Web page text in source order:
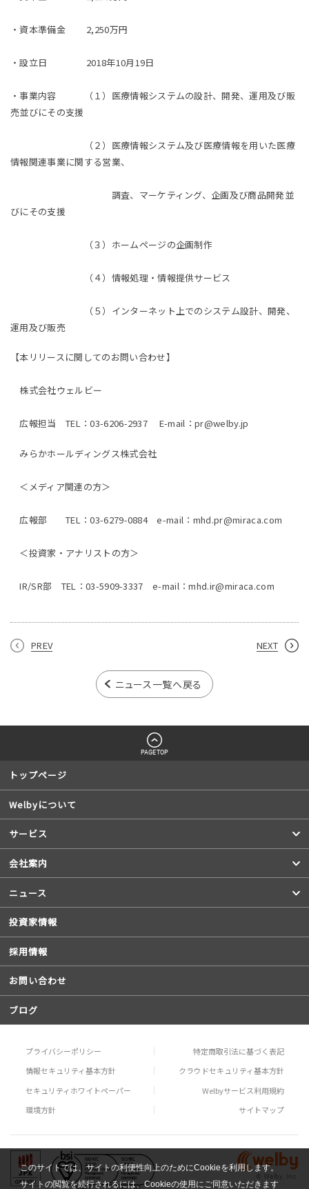
・資本準備金 2,250万円
・設立日 2018年10月19日
・事業内容 （１）医療情報システムの設計、開発、運用及び販
売並びにその支援
（２）医療情報システム及び医療情報を用いた医療
情報関連事業に関する営業、
調査、マーケティング、企画及び商品開発並
びにその支援
（３）ホームページの企画制作
（４）情報処理・情報提供サービス
（５）インターネット上でのシステム設計、開発、
運用及び販売
【本リリースに関してのお問い合わせ】
株式会社ウェルビー
広報担当 TEL：03-6206-2937 E-mail：pr@welby.jp
みらかホールディングス株式会社
＜メディア関連の方＞
広報部 TEL：03-6279-0884 e-mail：mhd.pr@miraca.com
＜投資家・アナリストの方＞
IR/SR部 TEL：03-5909-3337 e-mail：mhd.ir@miraca.com
PREV NEXT
ニュース一覧へ戻る
PAGETOP
トップページ
Welbyについて
サービス
会社案内
ニュース
投資家情報
採用情報
お問い合わせ
ブログ
プライバシーポリシー
特定商取引法に基づく表記
情報セキュリティ基本方針
クラウドセキュリティ基本方針
セキュリティホワイトペーパー
Welbyサービス利用規約
環境方針
サイトマップ
© Welby, Inc.
このサイトでは、サイトの利便性向上のためにCookieを利用します。
サイトの閲覧を続行されるには、Cookieの使用にご同意いただきます